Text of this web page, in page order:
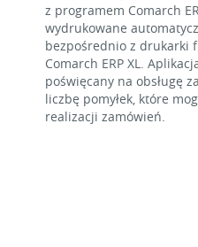
z programem Comarch
wydrukowane
bezpośrednio z drukarki
Comarch ERP XL.
poświęcany na obsługę
liczbę pomyłek, które
realizacji zamówień.